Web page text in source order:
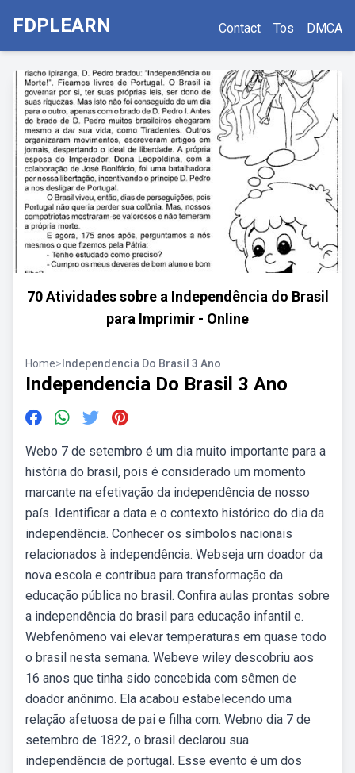
FDPLEARN Contact Tos DMCA
70 Atividades sobre a Independência do Brasil
para Imprimir - Online
Home> Independencia Do Brasil 3 Ano
Independencia Do Brasil 3 Ano
Webo 7 de setembro é um dia muito importante para a
história do brasil, pois é considerado um momento
marcante na efetivação da independência de nosso
país. Identificar a data e o contexto histórico do dia da
independência. Conhecer os símbolos nacionais
relacionados à independência. Webseja um doador da
nova escola e contribua para transformação da
educação pública no brasil. Confira aulas prontas sobre
a independência do brasil para educação infantil e.
Webfenômeno vai elevar temperaturas em quase todo
o brasil nesta semana. Webeve wiley descobriu aos
16 anos que tinha sido concebida com sêmen de
doador anônimo. Ela acabou estabelecendo uma
relação afetuosa de pai e filha com. Webno dia 7 de
setembro de 1822, o brasil declarou sua
independência de portugal. Esse evento é um dos